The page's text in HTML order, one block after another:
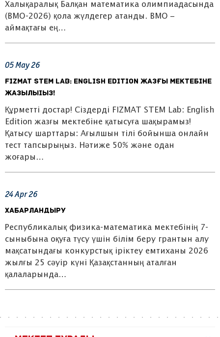
Халықаралық Балқан математика олимпиадасында
(BMO-2026) қола жүлдегер атанды. BMO –
аймақтағы ең…
05May26
FIZMAT STEM Lab: English Edition жазғы мектебіне
жазылыіыз!
Құрметті достар! Сіздерді FIZMAT STEM Lab: English
Edition жазғы мектебіне қатысуға шақырамыз!
Қатысу шарттары: Ағылшын тілі бойынша онлайн
тест тапсырыңыз. Нәтиже 50% және одан
жоғары…
24Apr26
Хабарландыру
Республикалық физика-математика мектебінің 7-
сыныбына оқуға түсу үшін білім беру грантын алу
мақсатындағы конкурстық іріктеу емтиханы 2026
жылғы 25 сәуір күні Қазақстанның аталған
қалаларында…